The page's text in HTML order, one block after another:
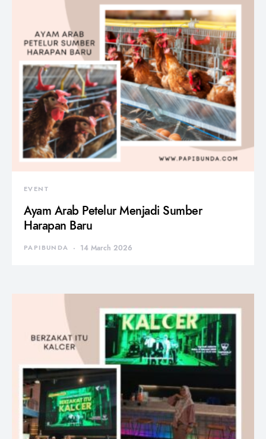
EVENT
Ayam Arab Petelur Menjadi Sumber
Harapan Baru
PAPIBUNDA 14 March 2026